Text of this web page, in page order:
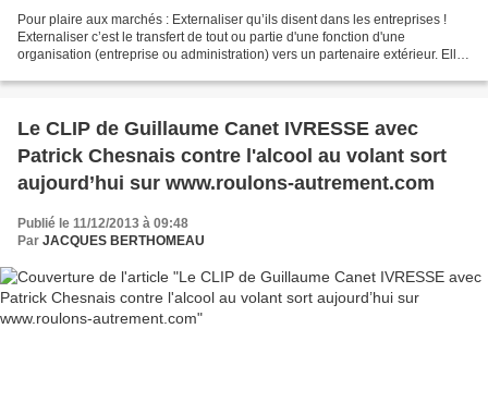
Pour plaire aux marchés : Externaliser qu’ils disent dans les entreprises !
Externaliser c’est le transfert de tout ou partie d'une fonction d'une
organisation (entreprise ou administration) vers un partenaire extérieur. Elle
Le CLIP de Guillaume Canet IVRESSE avec
Patrick Chesnais contre l'alcool au volant sort
aujourd’hui sur www.roulons-autrement.com
Publié le 11/12/2013 à 09:48
Par JACQUES BERTHOMEAU